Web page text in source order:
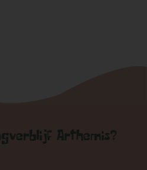
Arthemis?